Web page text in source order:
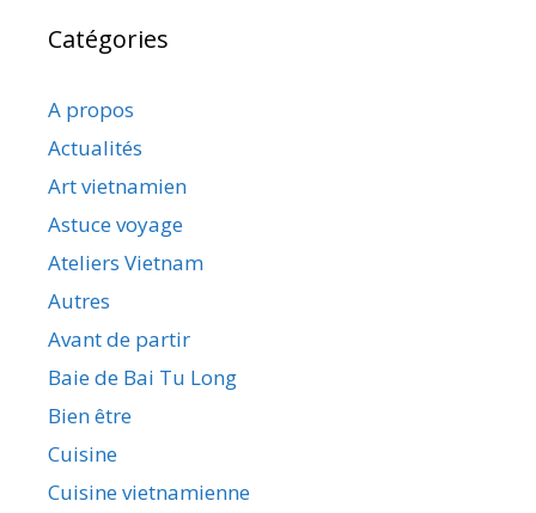
Catégories
A propos
Actualités
Art vietnamien
Astuce voyage
Ateliers Vietnam
Autres
Avant de partir
Baie de Bai Tu Long
Bien être
Cuisine
Cuisine vietnamienne